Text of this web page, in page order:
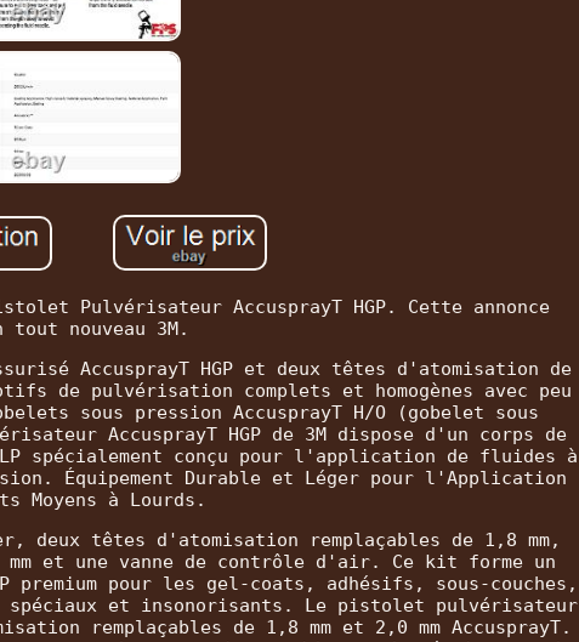
Pulvérisateur AccusprayT HGP. Cette annonce
tout nouveau 3M.
AccusprayT HGP et deux têtes d'atomisation de
de pulvérisation complets et homogènes avec peu
sous pression AccusprayT H/O (gobelet sous
AccusprayT HGP de 3M dispose d'un corps de
spécialement conçu pour l'application de fluides à
Équipement Durable et Léger pour l'Application
Moyens à Lourds.
têtes d'atomisation remplaçables de 1,8 mm,
et une vanne de contrôle d'air. Ce kit forme un
premium pour les gel-coats, adhésifs, sous-couches,
spéciaux et insonorisants. Le pistolet pulvérisateur
remplaçables de 1,8 mm et 2,0 mm AccusprayT.